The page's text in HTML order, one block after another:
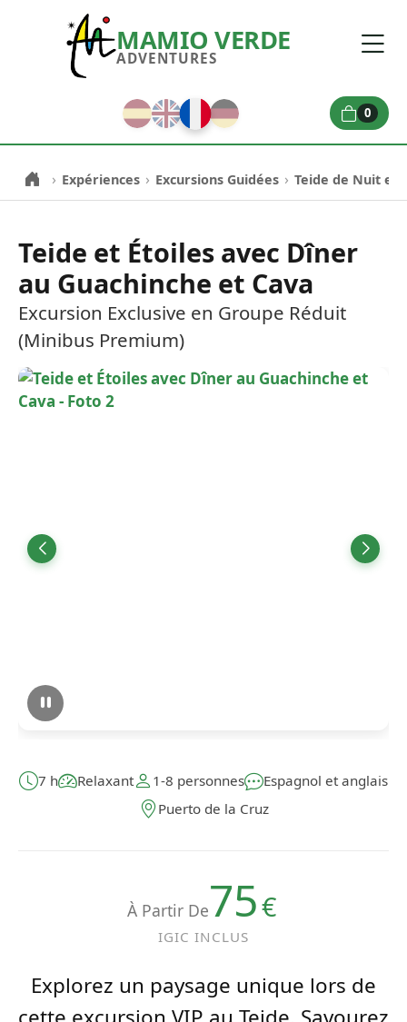
MAMIO VERDE
ADVENTURES
0
› Expériences › Excursions Guidées › Teide de Nuit et
Teide et Étoiles avec Dîner
au Guachinche et Cava
Excursion Exclusive en Groupe Réduit
(Minibus Premium)
7 h Relaxant 1-8 personnes
Espagnol et anglais
Puerto de la Cruz
À Partir De75€
IGIC INCLUS
Explorez un paysage unique lors de